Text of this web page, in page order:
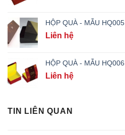
HỘP QUÀ - MẪU HQ005
Liên hệ
HỘP QUÀ - MẪU HQ006
Liên hệ
TIN LIÊN QUAN